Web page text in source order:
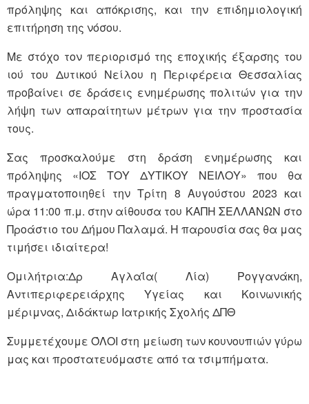
πρόληψης και απόκρισης, και την επιδημιολογική
επιτήρηση της νόσου.
Με στόχο τον περιορισμό της εποχικής έξαρσης του
ιού του Δυτικού Νείλου η Περιφέρεια Θεσσαλίας
προβαίνει σε δράσεις ενημέρωσης πολιτών για την
λήψη των απαραίτητων μέτρων για την προστασία
τους.
Σας προσκαλούμε στη δράση ενημέρωσης και
πρόληψης «ΙΟΣ ΤΟΥ ΔΥΤΙΚΟΥ ΝΕΙΛΟΥ» που θα
πραγματοποιηθεί την Τρίτη 8 Αυγούστου 2023 και
ώρα 11:00 π.μ. στην αίθουσα του ΚΑΠΗ ΣΕΛΛΑΝΩΝ στο
Προάστιο του Δήμου Παλαμά. Η παρουσία σας θα μας
τιμήσει ιδιαίτερα!
Ομιλήτρια:Δρ Αγλαΐα( Λία) Ρογγανάκη,
Αντιπεριφερειάρχης Υγείας και Κοινωνικής
μέριμνας, Διδάκτωρ Ιατρικής Σχολής ΔΠΘ
Συμμετέχουμε ΌΛΟΙ στη μείωση των κουνουπιών γύρω
μας και προστατευόμαστε από τα τσιμπήματα.